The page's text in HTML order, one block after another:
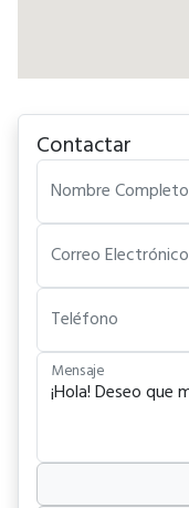
Contactar
Nombre Completo
Correo Electrónico
Teléfono
Mensaje